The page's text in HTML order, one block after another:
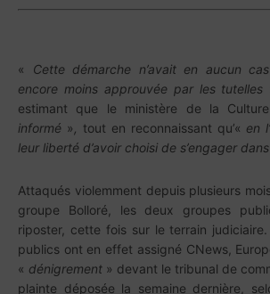
«
Cette démarche n’avait en aucun
encore moins approuvée par les tutelles
estimant que le ministère de la
informé » tout en reconnaissant qu’« en
leur liberté d’avoir choisi de s’engager
Attaqués violemment depuis plusieurs
groupe Bolloré, les deux groupes
riposter, cette fois sur le terrain
publics ont en effet assigné CNews,
« dénigrement » devant le tribunal de
plainte déposée la semaine dernière,